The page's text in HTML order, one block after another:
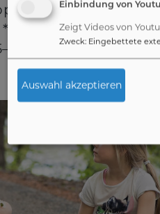
1–2 Std.:
3–4 Std.:
Std.: 308
Die
Einbindung von
Zeigt Videos von
Zweck: Eingebettete
Auswahl akzeptieren